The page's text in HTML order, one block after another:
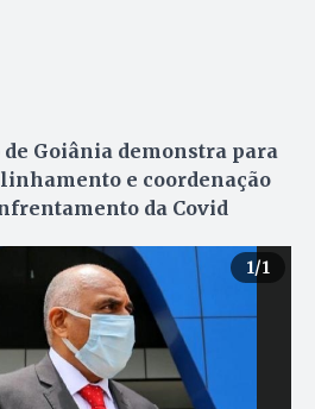
Goiânia demonstra para
e coordenação
da Covid
1/1